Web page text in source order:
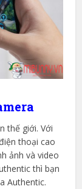
thế giới. Với
thoại cao
ảnh và video
thì bạn
Authentic.